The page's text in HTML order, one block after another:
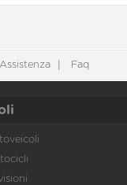
Assistenza Faq